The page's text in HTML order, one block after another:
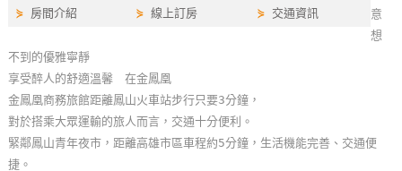
你
玩
樂
地
⋟ 房間介紹 ⋟線上訂房 ⋟ 交通資訊
意
想
不到的優雅寧靜
享受醉人的舒適溫馨 在金鳳凰
金鳳凰商務旅館距離鳳山火車站步行只要3分鐘，
對於搭乘大眾運輸的旅人而言，交通十分便利。
緊鄰鳳山青年夜市，距離高雄市區車程約5分鐘，生活機能完善、交通便
捷。